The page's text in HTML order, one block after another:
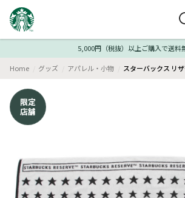
5,000円（税抜）以上ご購入で送料
Home グッズ アパレル・小物 スターバックス リ
限定
店舗